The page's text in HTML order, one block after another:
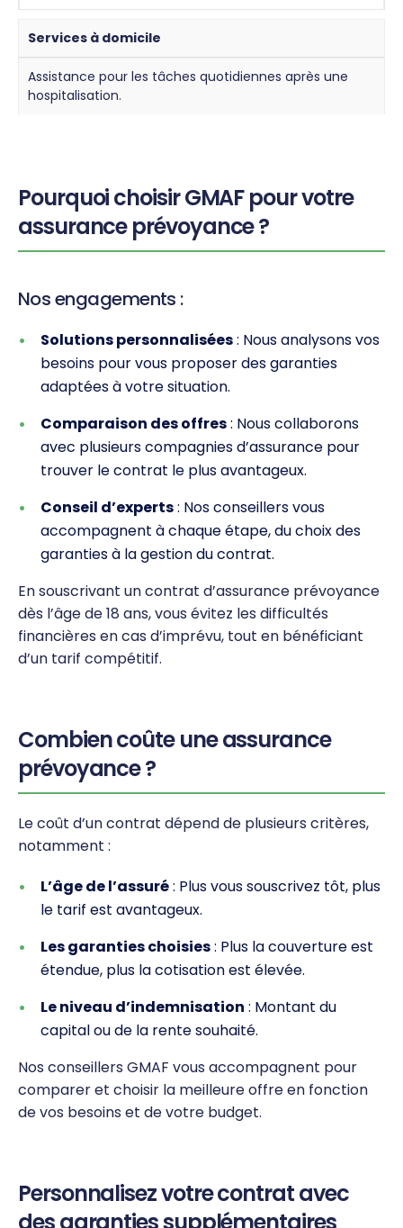
Services à domicile
Assistance pour les tâches quotidiennes après une
hospitalisation.
Pourquoi choisir GMAF pour votre
assurance prévoyance ?
Nos engagements :
Solutions personnalisées: Nous analysons vos
besoins pour vous proposer des garanties
adaptées à votre situation.
Comparaison des offres: Nous collaborons
avec plusieurs compagnies d’assurance pour
trouver le contrat le plus avantageux.
Conseil d’experts: Nos conseillers vous
accompagnent à chaque étape, du choix des
garanties à la gestion du contrat.
En souscrivant un contrat d’assurance prévoyance
dès l’âge de 18 ans, vous évitez les difficultés
financières en cas d’imprévu, tout en bénéficiant
d’un tarif compétitif.
Combien coûte une assurance
prévoyance ?
Le coût d’un contrat dépend de plusieurs critères,
notamment :
L’âge de l’assuré: Plus vous souscrivez tôt, plus
le tarif est avantageux.
Les garanties choisies: Plus la couverture est
étendue, plus la cotisation est élevée.
Le niveau d’indemnisation : Montant du
capital ou de la rente souhaité.
Nos conseillers GMAF vous accompagnent pour
comparer et choisir la meilleure offre en fonction
de vos besoins et de votre budget.
Personnalisez votre contrat avec